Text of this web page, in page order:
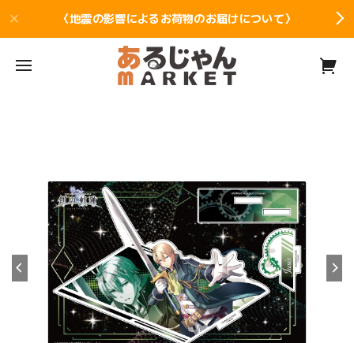
〈地震の影響によるお荷物のお届けについて〉